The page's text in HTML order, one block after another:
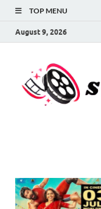
TOP MENU
August 9, 2026